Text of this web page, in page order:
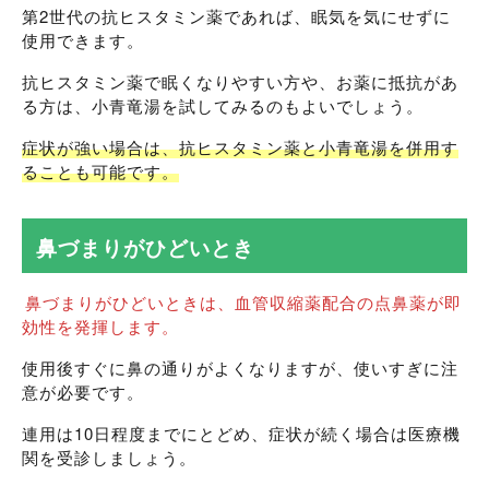
第2世代の抗ヒスタミン薬であれば、眠気を気にせずに
使用できます。
抗ヒスタミン薬で眠くなりやすい方や、お薬に抵抗があ
る方は、小青竜湯を試してみるのもよいでしょう。
症状が強い場合は、抗ヒスタミン薬と小青竜湯を併用す
ることも可能です。
鼻づまりがひどいとき
鼻づまりがひどいときは、血管収縮薬配合の点鼻薬が即
効性を発揮します。
使用後すぐに鼻の通りがよくなりますが、使いすぎに注
意が必要です。
連用は10日程度までにとどめ、症状が続く場合は医療機
関を受診しましょう。